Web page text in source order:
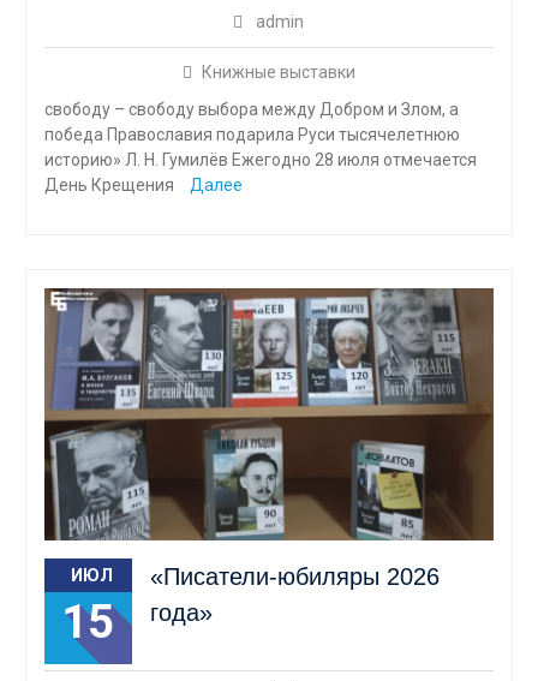
admin
Книжные выставки
свободу – свободу выбора между Добром и Злом, а
победа Православия подарила Руси тысячелетнюю
историю» Л. Н. Гумилёв Ежегодно 28 июля отмечается
День Крещения
Далее
ИЮЛ
15
«Писатели-юбиляры 2026
года»